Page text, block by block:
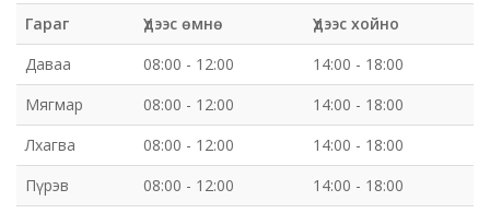
Гараг Үдээс өмнө
Үдээс хойно
Даваа
08:00 - 12:00
14:00 - 18:00
Мягмар
08:00 - 12:00
14:00 - 18:00
Лхагва
08:00 - 12:00
14:00 - 18:00
Пүрэв
08:00 - 12:00
14:00 - 18:00